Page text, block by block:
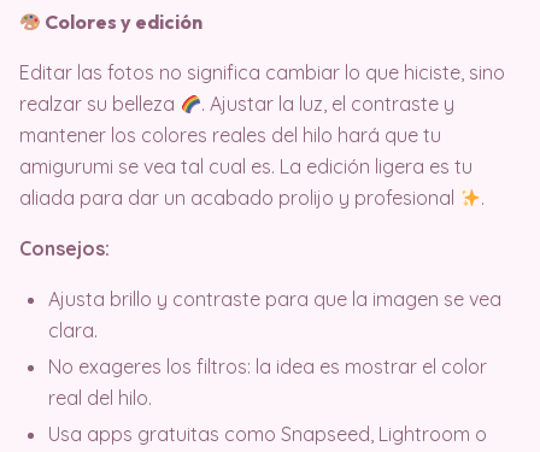
Colores y edición
Editar las fotos no significa cambiar lo que hiciste, sino
realzar su belleza
. Ajustar la luz, el contraste y
mantener los colores reales del hilo hará que tu
amigurumi se vea tal cual es. La edición ligera es tu
aliada para dar un acabado prolijo y profesional
.
Consejos:
Ajusta brillo y contraste para que la imagen se vea
clara.
No exageres los filtros: la idea es mostrar el color
real del hilo.
Usa apps gratuitas como Snapseed, Lightroom o